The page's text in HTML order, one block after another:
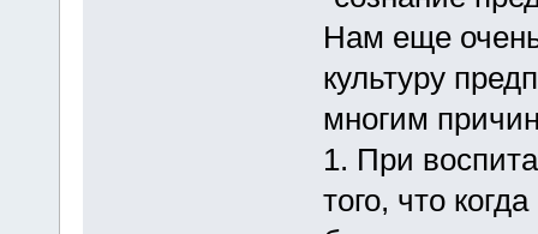
Нам еще очень
культуру
многим
1. При
того, что